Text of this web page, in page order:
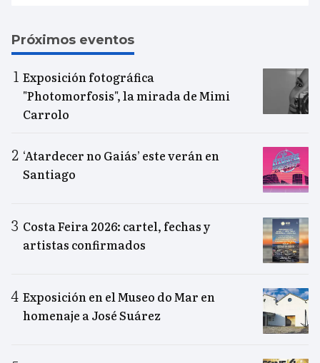
Próximos eventos
Exposición fotográfica
"Photomorfosis", la mirada de Mimi
Carrolo
‘Atardecer no Gaiás’ este verán en
Santiago
Costa Feira 2026: cartel, fechas y
artistas confirmados
Exposición en el Museo do Mar en
homenaje a José Suárez